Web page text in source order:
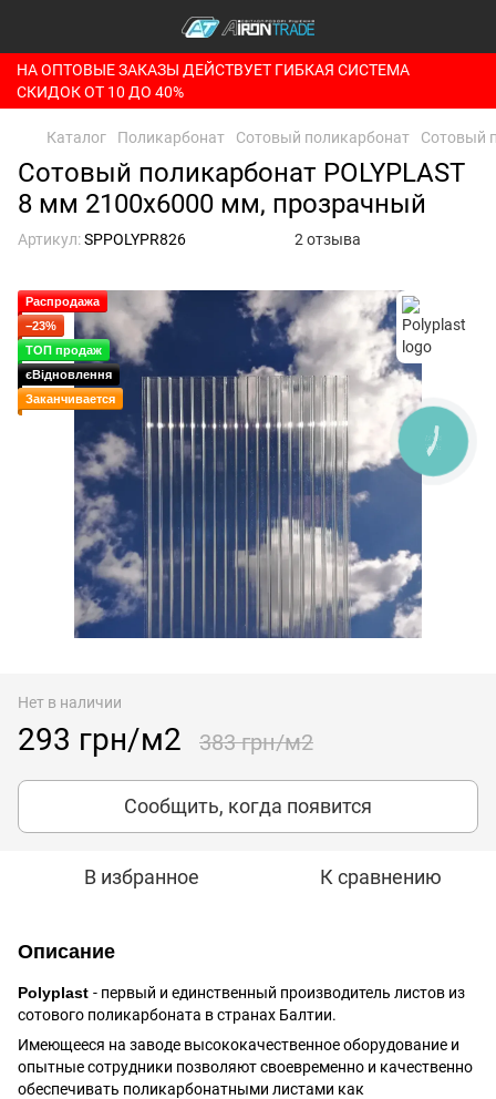
НА ОПТОВЫЕ ЗАКАЗЫ ДЕЙСТВУЕТ ГИБКАЯ СИСТЕМА
СКИДОК ОТ 10 ДО 40%
Каталог Поликарбонат Сотовый поликарбонат Сотовый
Сотовый поликарбонат POLYPLAST
8 мм 2100х6000 мм, прозрачный
Артикул:SPPOLYPR826 2 отзыва
Распродажа
−23%
ТОП продаж
єВідновлення
Заканчивается
Нет в наличии
293 грн/м2 383 грн/м2
Сообщить, когда появится
В избранное К сравнению
Описание
Polyplast - первый и единственный производитель листов из
сотового поликарбоната в странах Балтии.
Имеющееся на заводе высококачественное оборудование и
опытные сотрудники позволяют своевременно и качественно
обеспечивать поликарбонатными листами как
КНОПКА
ЗВ'ЯЗКУ